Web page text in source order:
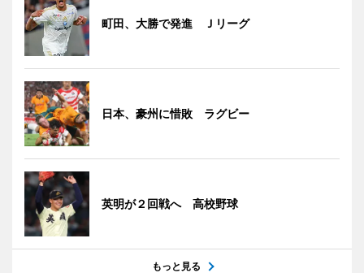
町田、大勝で発進 Ｊリーグ
日本、豪州に惜敗 ラグビー
英明が２回戦へ 高校野球
もっと見る